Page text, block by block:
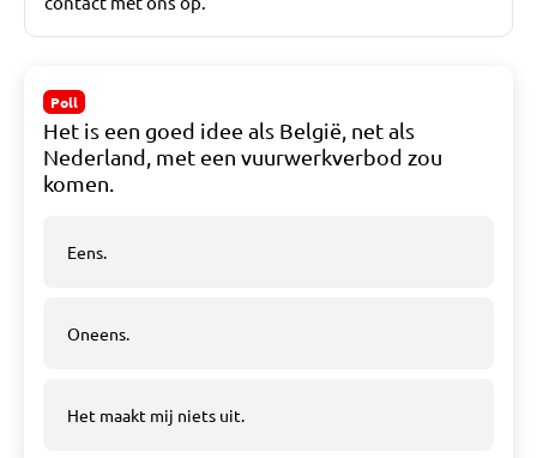
Poll
Het is een goed idee als België, net als
Nederland, met een vuurwerkverbod zou
komen.
Eens.
Oneens.
Het maakt mij niets uit.